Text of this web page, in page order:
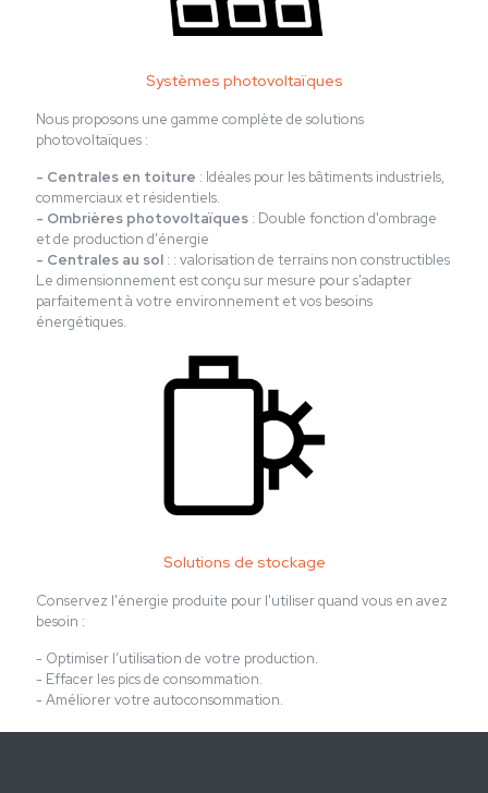
Systèmes photovoltaïques
Nous proposons une gamme complète de solutions
photovoltaïques :
- Centrales en toiture : Idéales pour les bâtiments industriels,
commerciaux et résidentiels.
- Ombrières photovoltaïques : Double fonction d'ombrage
et de production d'énergie
- Centrales au sol : : valorisation de terrains non constructibles
Le dimensionnement est conçu sur mesure pour s'adapter
parfaitement à votre environnement et vos besoins
énergétiques.
Solutions de stockage
Conservez l'énergie produite pour l'utiliser quand vous en avez
besoin :
- Optimiser l’utilisation de votre production.
- Effacer les pics de consommation.
- Améliorer votre autoconsommation.